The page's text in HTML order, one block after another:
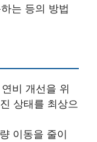
는 등의 방법
비 개선을 위
상태를 최상으
이동을 줄이